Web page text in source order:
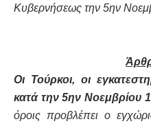
Κυβερνήσεως την 5ην
Οι Τούρκοι, οι
κατά την 5ην Νοεμβρίου
όροις προβλέπει ο